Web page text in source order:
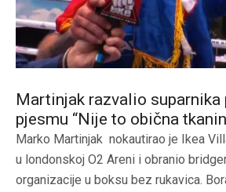
Martinjak razvalio suparnika
pjesmu “Nije to obična
Marko Martinjak nokautirao je Ikea
u londonskoj O2 Areni i obranio
organizacije u boksu bez rukavica.